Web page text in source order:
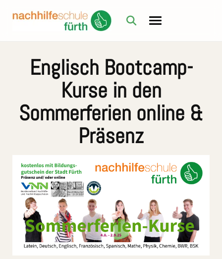
Englisch Bootcamp-
Kurse in den
Sommerferien online &
Präsenz